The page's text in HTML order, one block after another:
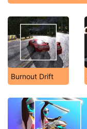
Burnout Drift